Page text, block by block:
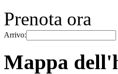
Prenota ora
Arrivo:
Mappa